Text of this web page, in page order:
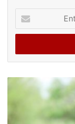
your
Email